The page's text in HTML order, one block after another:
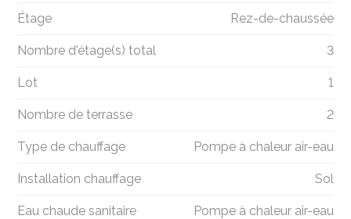
Étage Rez-de-chaussée
Nombre d'étage(s) total 3
Lot 1
Nombre de terrasse 2
Type de chauffage Pompe à chaleur air-eau
Installation chauffage Sol
Eau chaude sanitaire Pompe à chaleur air-eau